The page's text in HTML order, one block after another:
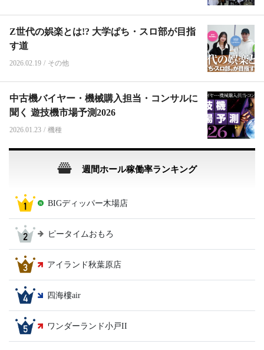
Z世代の娯楽とは!? 大学ぱち・スロ部が目指
す道
2026.02.19 / その他
中古機バイヤー・機械購入担当・コンサルに
聞く 遊技機市場予測2026
2026.01.23 / 機種
週間ホール稼働率ランキング
BIGディッパー木場店
ピータイムおもろ
アイランド秋葉原店
四海樓air
ワンダーランド小戸II